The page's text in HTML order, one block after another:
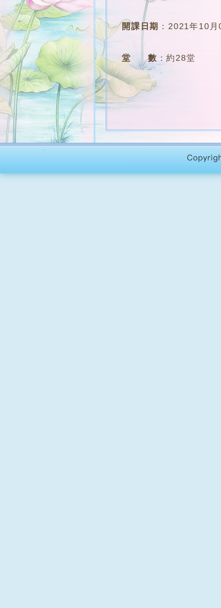
開課日期 ：2021年10月
堂 數 ：約28堂